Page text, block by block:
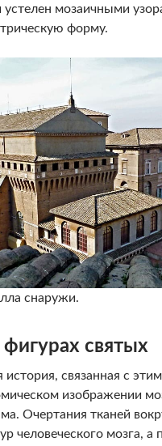
устелен мозаичными
форму.
снаружи.
святых
история, связанная с
изображении
Очертания тканей
человеческого мозга, а